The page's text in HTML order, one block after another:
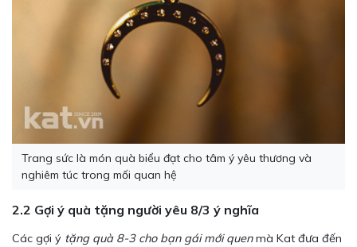
Trang sức là món quà biểu đạt cho tâm ý yêu thương và
nghiêm túc trong mối quan hệ
2.2 Gợi ý quà tặng người yêu 8/3 ý nghĩa
Các gợi ý tặng quà 8-3 cho bạn gái mới quenmà Kat đưa đến